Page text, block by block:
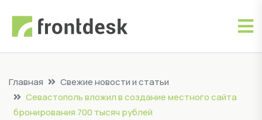
Главная
Свежие новости и статьи
Севастополь вложил в создание местного сайта
бронирования 700 тысяч рублей